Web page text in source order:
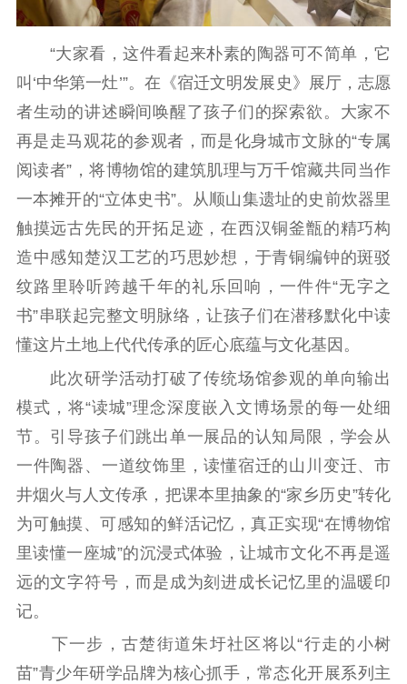
紫金文化艺术节
品牌活动 紫艺舞台
精神文明
文明创建 文明实践
文明培育
先进典型
社会宣传
红色资源保护利
用
新闻出版
精品出版 全民阅读
出版监管
扫黄打非
电影工作
电影创作 电影市场
机关党建
党建要闻 学习在线
文化人才
数据资源
“大家看，这件看起来朴素的陶器可不简单，它
叫‘中华第一灶’”。在《宿迁文明发展史》展厅，志愿
者生动的讲述瞬间唤醒了孩子们的探索欲。大家不
再是走马观花的参观者，而是化身城市文脉的“专属
阅读者”，将博物馆的建筑肌理与万千馆藏共同当作
一本摊开的“立体史书”。从顺山集遗址的史前炊器里
触摸远古先民的开拓足迹，在西汉铜釜甑的精巧构
造中感知楚汉工艺的巧思妙想，于青铜编钟的斑驳
纹路里聆听跨越千年的礼乐回响，一件件“无字之
书”串联起完整文明脉络，让孩子们在潜移默化中读
懂这片土地上代代传承的匠心底蕴与文化基因。
此次研学活动打破了传统场馆参观的单向输出
模式，将“读城”理念深度嵌入文博场景的每一处细
节。引导孩子们跳出单一展品的认知局限，学会从
一件陶器、一道纹饰里，读懂宿迁的山川变迁、市
井烟火与人文传承，把课本里抽象的“家乡历史”转化
为可触摸、可感知的鲜活记忆，真正实现“在博物馆
里读懂一座城”的沉浸式体验，让城市文化不再是遥
远的文字符号，而是成为刻进成长记忆里的温暖印
记。
下一步，古楚街道朱圩社区将以“行走的小树
苗”青少年研学品牌为核心抓手，常态化开展系列主